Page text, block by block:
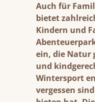
Auch für
bietet
Kindern und
ein, die Natur
und
Wintersport
vergessen